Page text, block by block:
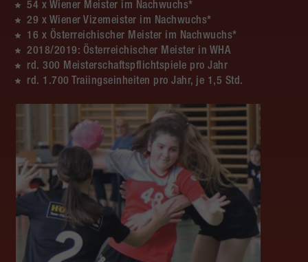
54 x Wiener Meister im Nachwuchs*
29 x Wiener Vizemeister im Nachwuchs*
16 x Österreichischer Meister im Nachwuchs*
2018/2019: Österreichischer Meister in WHA
rd. 300 Meisterschaftspflichtspiele pro Jahr
rd. 1.700 Traiingseinheiten pro Jahr, je 1,5 Std.